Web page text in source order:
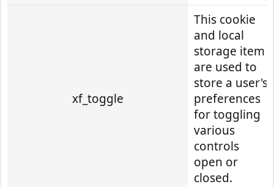
xf_toggle
This cookie
and local
storage item
are used to
store a user's
preferences
for toggling
various
controls
open or
closed.